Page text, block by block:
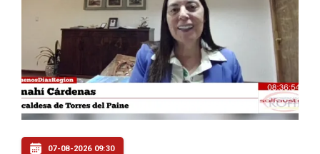
07-08-2026 09:30